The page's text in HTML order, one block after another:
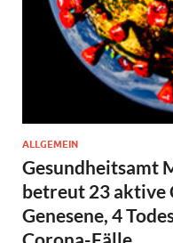
ALLGEMEIN
Gesundheitsamt
betreut 23 aktive
Genesene, 4